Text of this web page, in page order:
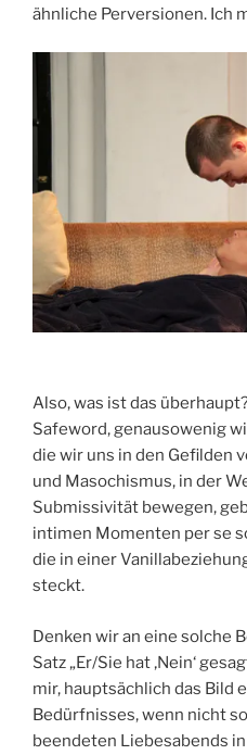
ähnliche Perversionen. Ich
Also, was ist das
Safeword, genausowenig
die wir uns in den Gefilden
und Masochismus, in der
Submissivität bewegen,
intimen Momenten per se
die in einer
steckt.
Denken wir an eine solche
Satz „Er/Sie hat ‚Nein‘
mir, hauptsächlich das Bild
Bedürfnisses, wenn nicht
beendeten Liebesabends